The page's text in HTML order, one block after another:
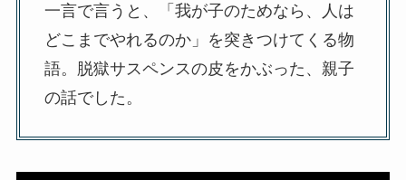
一言で言うと、「我が子のためなら、人は
どこまでやれるのか」を突きつけてくる物
語。脱獄サスペンスの皮をかぶった、親子
の話でした。